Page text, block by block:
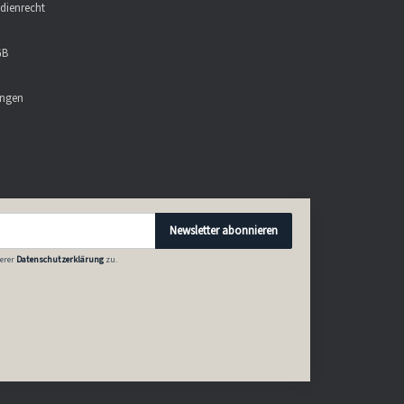
Newsletter abonnieren
Datenschutzerklärung zu.